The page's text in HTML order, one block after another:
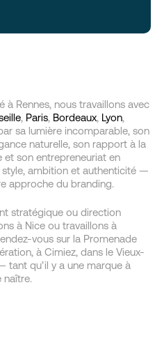
à Rennes, nous travaillons avec
, Paris, Bordeaux, Lyon,
sa lumière incomparable, son
naturelle, son rapport à la
et son entrepreneuriat en
style, ambition et authenticité —
approche du branding.
stratégique ou direction
à Nice ou travaillons à
vous sur la Promenade
à Cimiez, dans le Vieux-
tant qu’il y a une marque à
naître.